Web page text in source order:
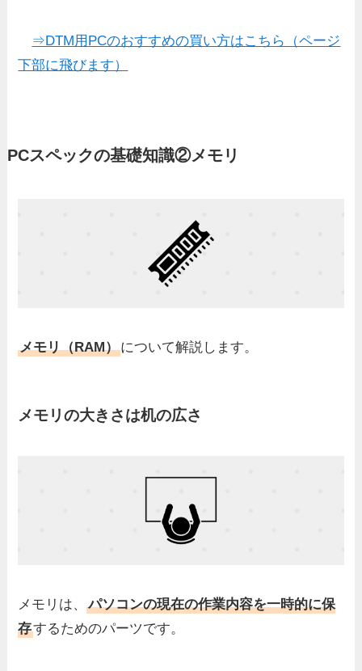
⇒DTM用PCのおすすめの買い方はこちら（ページ
下部に飛びます）
PCスペックの基礎知識②メモリ
メモリ（RAM）について解説します。
メモリの大きさは机の広さ
メモリは、パソコンの現在の作業内容を一時的に保
存するためのパーツです。